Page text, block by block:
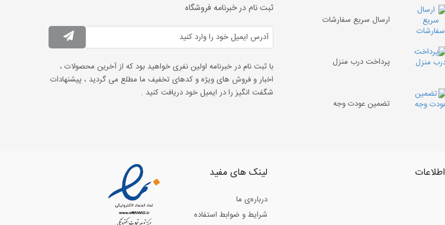
ارسال سریع سفارشات
پرداخت درب منزل
تضمین عودت وجه
ثبت نام در خبرنامه فروشگاه
با ثبت نام در خبرنامه اولین نفری خواهید بود که از آخرین محصولات ،
اخبار و فروش های ویژه و کدهای تخفیف ما مطلع می گردید ، پیشنهادات
شگفت انگیز را در ایمیل خود دریافت کنید .
اطلاعات لینک های مفید
درباره‌ی ما
شرایط و ضوابط استفاده